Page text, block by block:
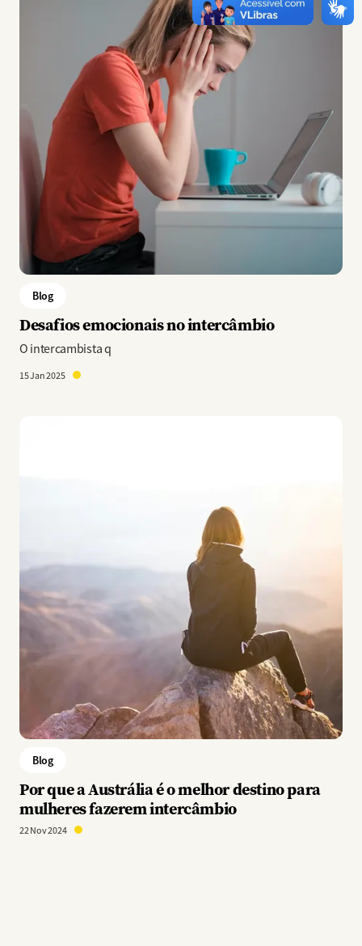
Blog
Desafios emocionais no intercâmbio
O intercambista q
15 Jan 2025
Blog
Por que a Austrália é o melhor destino para
mulheres fazerem intercâmbio
22 Nov 2024